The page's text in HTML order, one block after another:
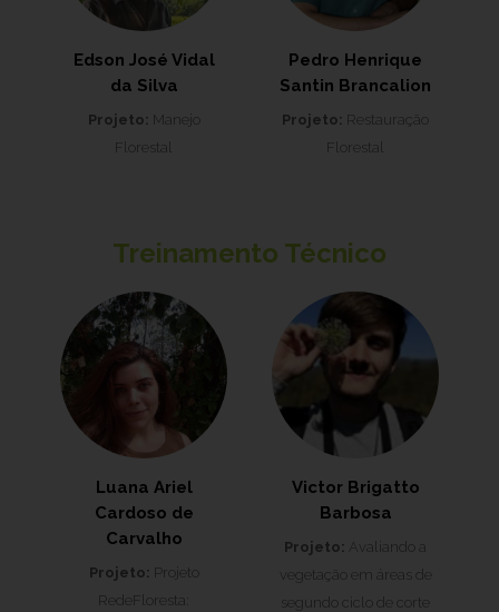
Edson José Vidal
da Silva
Projeto: Manejo
Florestal
Pedro Henrique
Santin Brancalion
Projeto: Restauração
Florestal
Treinamento Técnico
Luana Ariel
Cardoso de
Carvalho
Projeto: Projeto
RedeFloresta:
Victor Brigatto
Barbosa
Projeto: Avaliando a
vegetação em áreas de
segundo ciclo de corte